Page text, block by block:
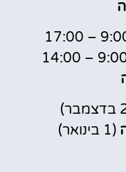
(1 בינואר)